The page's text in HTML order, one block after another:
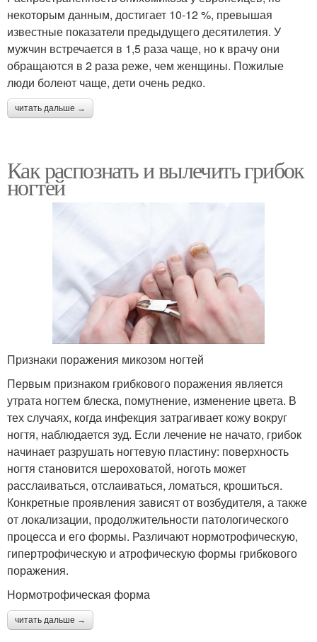
некоторым данным, достигает 10-12 %, превышая
известные показатели предыдущего десятилетия. У
мужчин встречается в 1,5 раза чаще, но к врачу они
обращаются в 2 раза реже, чем женщины. Пожилые
люди болеют чаще, дети очень редко.
читать дальше →
Как распознать и вылечить грибок
ногтей
Признаки поражения микозом ногтей
Первым признаком грибкового поражения является
утрата ногтем блеска, помутнение, изменение цвета. В
тех случаях, когда инфекция затрагивает кожу вокруг
ногтя, наблюдается зуд. Если лечение не начато, грибок
начинает разрушать ногтевую пластину: поверхность
ногтя становится шероховатой, ноготь может
расслаиваться, отслаиваться, ломаться, крошиться.
Конкретные проявления зависят от возбудителя, а также
от локализации, продолжительности патологического
процесса и его формы. Различают нормотрофическую,
гипертрофическую и атрофическую формы грибкового
поражения.
Нормотрофическая форма
читать дальше →